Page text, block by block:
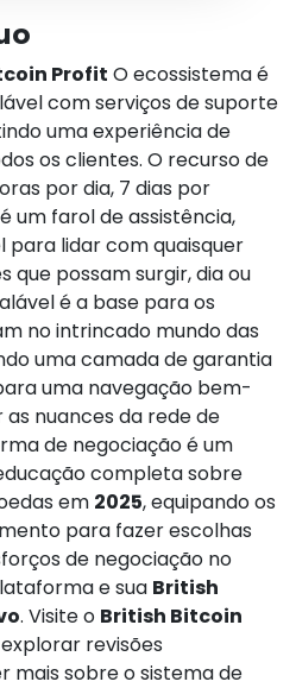
Profit O ecossistema é
com serviços de suporte
uma experiência de
os clientes. O recurso de
por dia, 7 dias por
um farol de assistência,
lidar com quaisquer
que possam surgir, dia ou
é a base para os
no intrincado mundo das
uma camada de garantia
uma navegação bem-
nuances da rede de
de negociação é um
completa sobre
em 2025, equipando os
para fazer escolhas
de negociação no
e sua British
. Visite o British Bitcoin
revisões
mais sobre o sistema de